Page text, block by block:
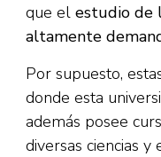
que el estudio de
altamente
Por supuesto,
donde esta
además posee
diversas ciencias y